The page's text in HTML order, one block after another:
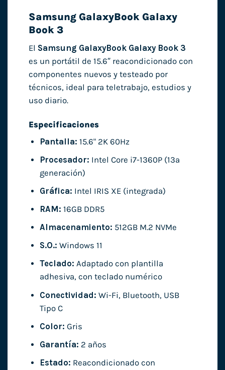
Samsung GalaxyBook Galaxy
Book 3
El Samsung GalaxyBook Galaxy Book 3
es un portátil de 15.6″ reacondicionado con
componentes nuevos y testeado por
técnicos, ideal para teletrabajo, estudios y
uso diario.
Especificaciones
Pantalla: 15.6" 2K 60Hz
Procesador: Intel Core i7-1360P (13ª
generación)
Gráfica: Intel IRIS XE (integrada)
RAM: 16GB DDR5
Almacenamiento: 512GB M.2 NVMe
S.O.: Windows 11
Teclado: Adaptado con plantilla
adhesiva, con teclado numérico
Conectividad: Wi-Fi, Bluetooth, USB
Tipo C
Color: Gris
Garantía: 2 años
Estado: Reacondicionado con